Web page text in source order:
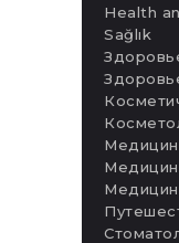
Health
Sağlık